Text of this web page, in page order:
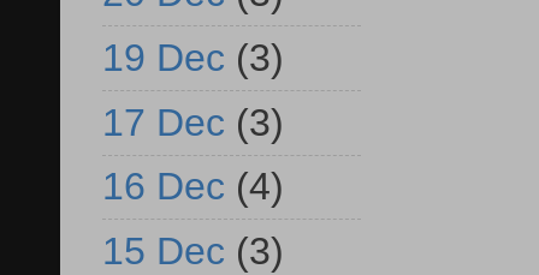
19 Dec (3)
17 Dec (3)
16 Dec (4)
15 Dec (3)